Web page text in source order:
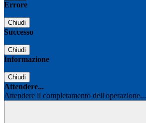
Errore
Chiudi
Successo
Chiudi
Informazione
Chiudi
Attendere...
Attendere il completamento dell'operazione...